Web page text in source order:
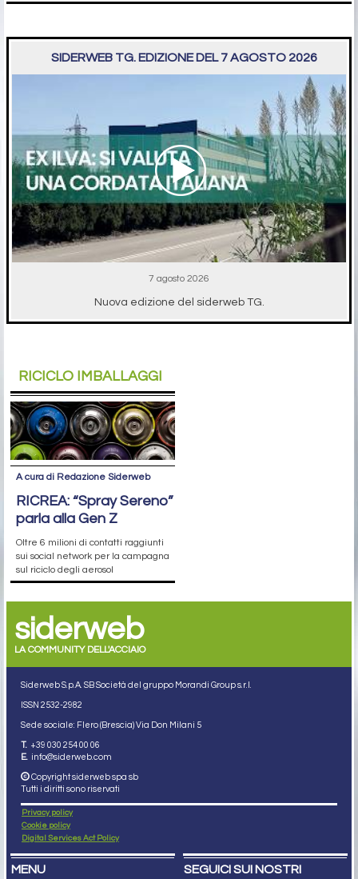
SIDERWEB TG. EDIZIONE DEL 7 AGOSTO 2026
7 agosto 2026
Nuova edizione del siderweb TG.
RICICLO IMBALLAGGI
A cura di Redazione Siderweb
RICREA: “Spray Sereno”
parla alla Gen Z
Oltre 6 milioni di contatti raggiunti
sui social network per la campagna
sul riciclo degli aerosol
siderweb
LA COMMUNITY DELL'ACCIAIO
Siderweb S.p.A. SB Società del gruppo Morandi Group s.r.l.
ISSN 2532-2982
Sede sociale: Flero (Brescia) Via Don Milani 5
T. +39 030 254 00 06
E. info@siderweb.com
Copyright siderweb spa sb
Tutti i diritti sono riservati
Privacy policy
Cookie policy
Digital Services Act Policy
MENU SEGUICI SUI NOSTRI